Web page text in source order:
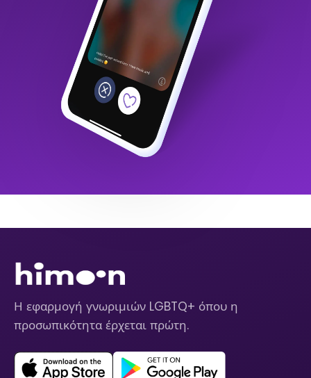
Η εφαρμογή γνωριμιών LGBTQ+ όπου η
προσωπικότητα έρχεται πρώτη.